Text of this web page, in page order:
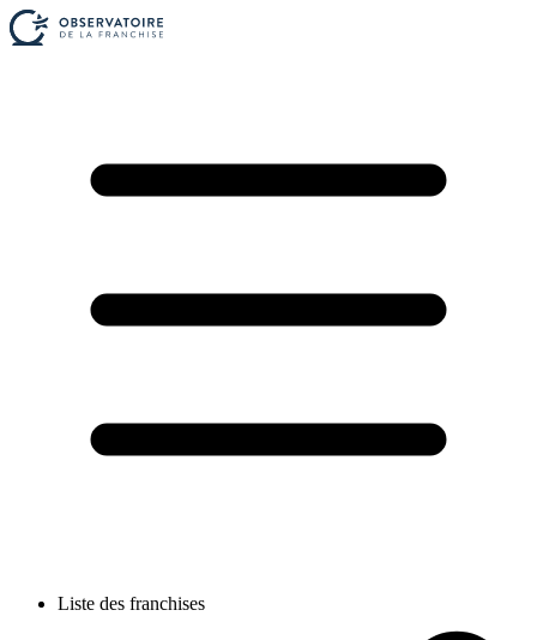
Liste des franchises